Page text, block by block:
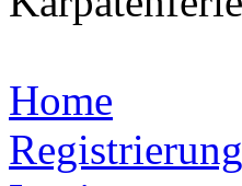
Home
Registrierung